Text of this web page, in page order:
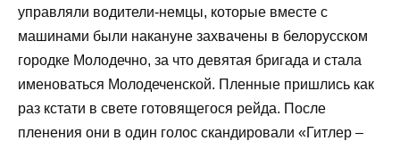
управляли водители-немцы, которые вместе с
машинами были накануне захвачены в белорусском
городке Молодечно, за что девятая бригада и стала
именоваться Молодеченской. Пленные пришлись как
раз кстати в свете готовящегося рейда. После
пленения они в один голос скандировали «Гитлер –